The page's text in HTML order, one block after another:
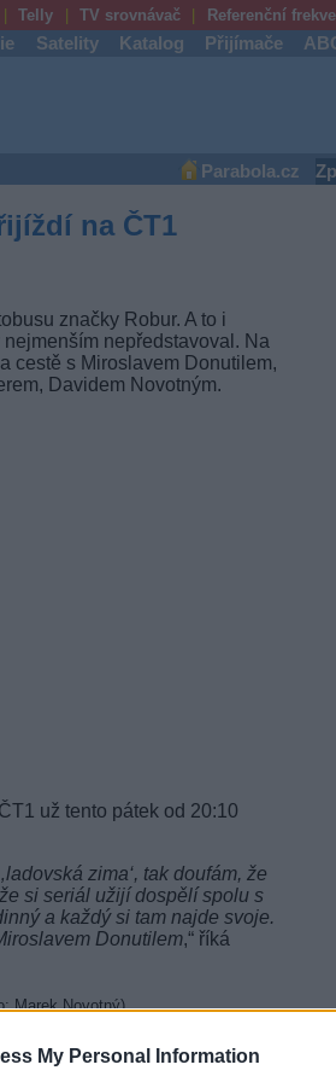
My Personal Information
Telly TV srovnávač Referenční
Satelity Katalog Přijímače
Parabola.cz
na ČT1
značky Robur. A to i
nepředstavoval. Na
cestě s Miroslavem Donutilem,
Davidem Novotným.
už tento pátek od 20:10
zima‘, tak doufám, že
si seriál užijí dospělí spolu s
a každý si tam najde svoje.
Donutilem,“ říká
(foto: Marek Novotný)
jak děti, tak rodiče těší na